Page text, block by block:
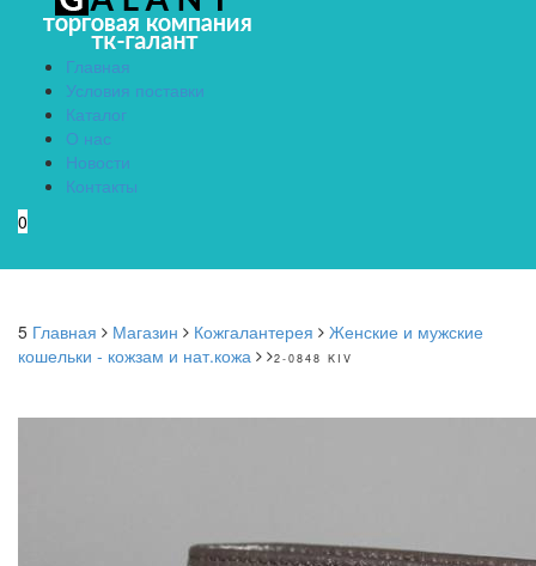
Главная
Условия поставки
Каталог
О нас
Новости
Контакты
0
5 Главная Магазин Кожгалантерея
Женские и мужские
кошельки - кожзам и нат.кожа
2-0848 KIV